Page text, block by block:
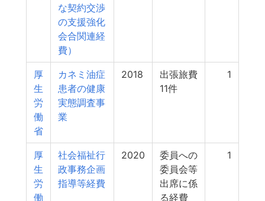
な契約交渉
の支援強化
会合関連経
費）
厚
生
労
働
省
カネミ油症
患者の健康
実態調査事
業
2018
出張旅費
11件
1
厚
生
労
働
社会福祉行
政事務企画
指導等経費
2020
委員への
委員会等
出席に係
る経費
1